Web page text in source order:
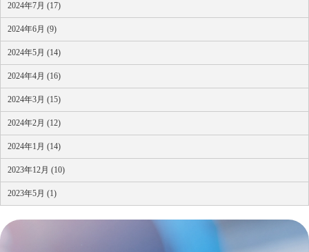
2024年7月 (17)
2024年6月 (9)
2024年5月 (14)
2024年4月 (16)
2024年3月 (15)
2024年2月 (12)
2024年1月 (14)
2023年12月 (10)
2023年5月 (1)